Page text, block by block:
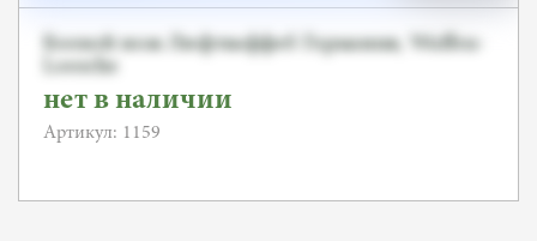
Боевой нож Люфтваффеб Германия, Waffen-
Loesche
нет в наличии
Артикул: 1159